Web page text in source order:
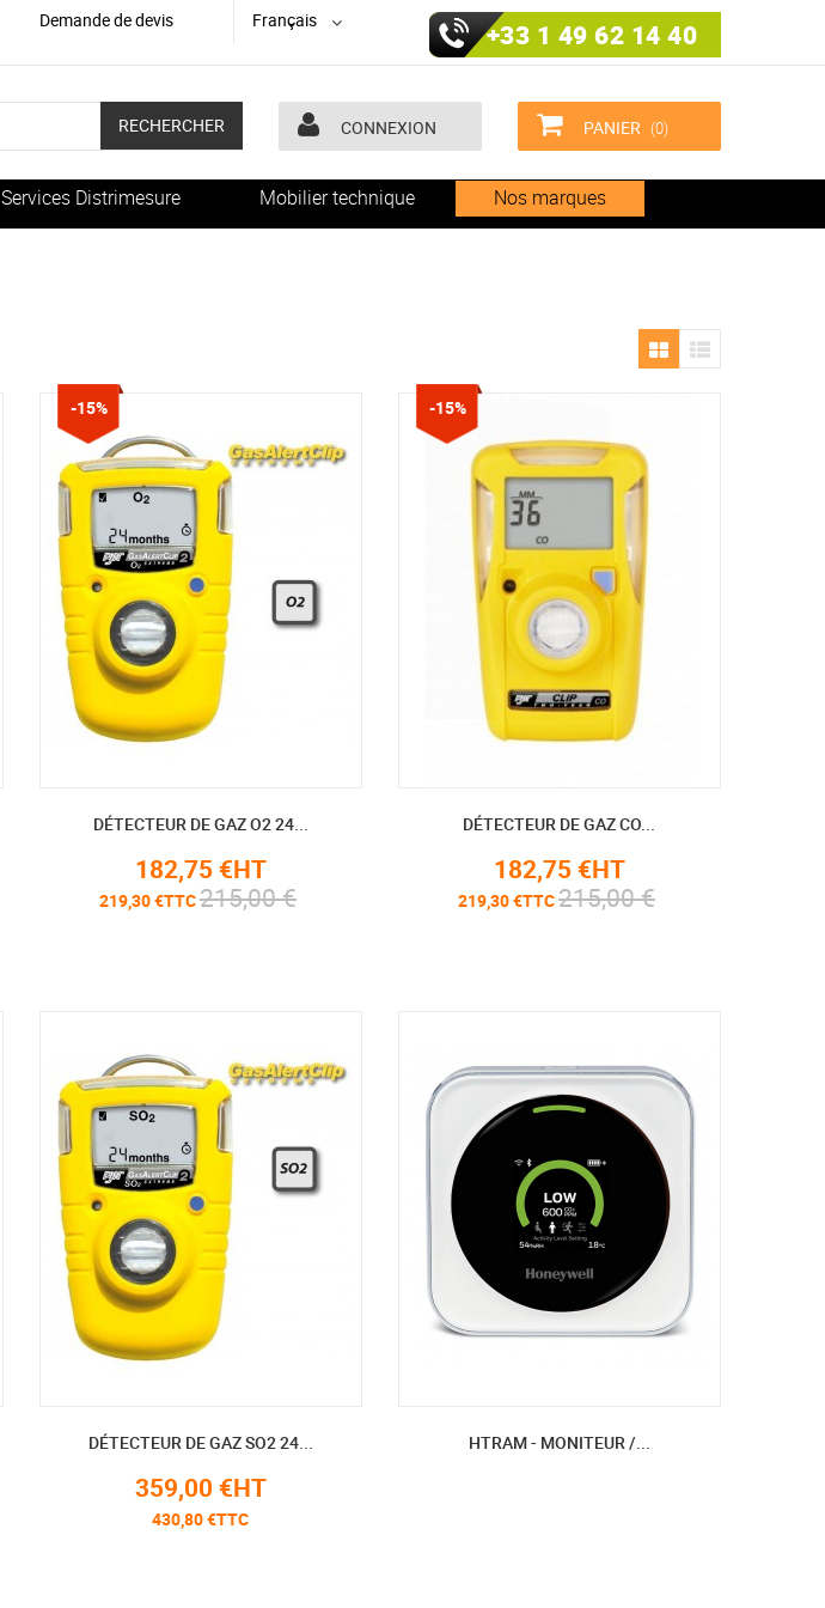
Demande de devis Français +33 1 49 62 14 40
RECHERCHER CONNEXION PANIER (0)
Services Distrimesure Mobilier technique Nos marques
DÉTECTEUR DE GAZ O2 24...
182,75 €HT
219,30 €TTC215,00 €
-15%
DÉTECTEUR DE GAZ CO...
182,75 €HT
219,30 €TTC215,00 €
-15%
DÉTECTEUR DE GAZ SO2 24...
359,00 €HT
430,80 €TTC
HTRAM - MONITEUR /...